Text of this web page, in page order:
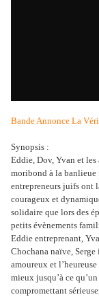
Bande Annonce La
Synopsis :
Eddie, Dov, Yvan et
moribond à la
entrepreneurs juifs ont
courageux et
solidaire que lors des
petits évènements
Eddie entreprenant,
Chochana naïve,
amoureux et
mieux jusqu’à ce
compromettant